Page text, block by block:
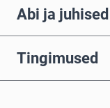
Abi ja juhised
Tingimused